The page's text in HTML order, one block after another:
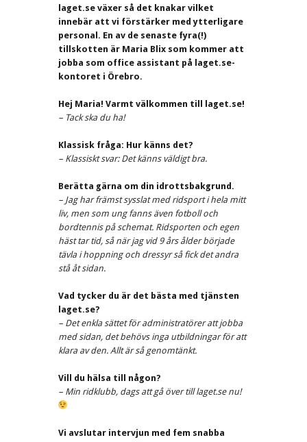
laget.se växer så det knakar vilket
innebär att vi förstärker med ytterligare
personal. En av de senaste fyra(!)
tillskotten är Maria Blix som kommer att
jobba som office assistant på laget.se-
kontoret i Örebro.
Hej Maria! Varmt välkommen till laget.se!
– Tack ska du ha!
Klassisk fråga: Hur känns det?
– Klassiskt svar: Det känns väldigt bra.
Berätta gärna om din idrottsbakgrund.
– Jag har främst sysslat med ridsport i hela mitt
liv, men som ung fanns även fotboll och
bordtennis på schemat. Ridsporten och egen
häst tar tid, så när jag vid 9 års ålder började
tävla i hoppning och dressyr så fick det andra
stå åt sidan.
Vad tycker du är det bästa med tjänsten
laget.se?
– Det enkla sättet för administratörer att jobba
med sidan, det behövs inga utbildningar för att
klara av den. Allt är så genomtänkt.
Vill du hälsa till någon?
– Min ridklubb, dags att gå över till laget.se nu!
Vi avslutar intervjun med fem snabba